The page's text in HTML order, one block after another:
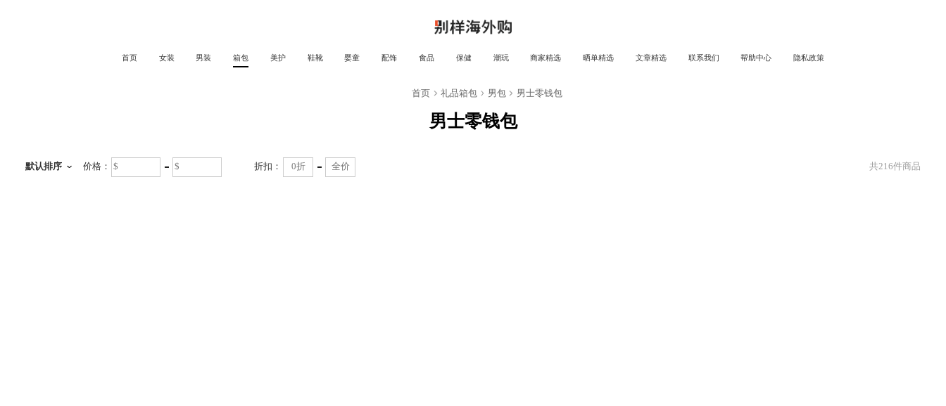
首页 女装 男装 箱包 美护 鞋靴 婴童 配饰 食品 保健 潮玩 商家精选 晒单精选 文章精选 联系我们 帮助中心 隐私政策
箱包
首页 礼品箱包 男包 男士零钱包
男士零钱包
默认排序 价格： 折扣： 共216件商品